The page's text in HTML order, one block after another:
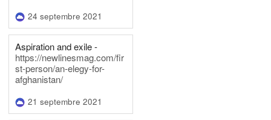
24 septembre 2021
Aspiration and exile -
https://newlinesmag.com/fir
st-person/an-elegy-for-
afghanistan/
21 septembre 2021